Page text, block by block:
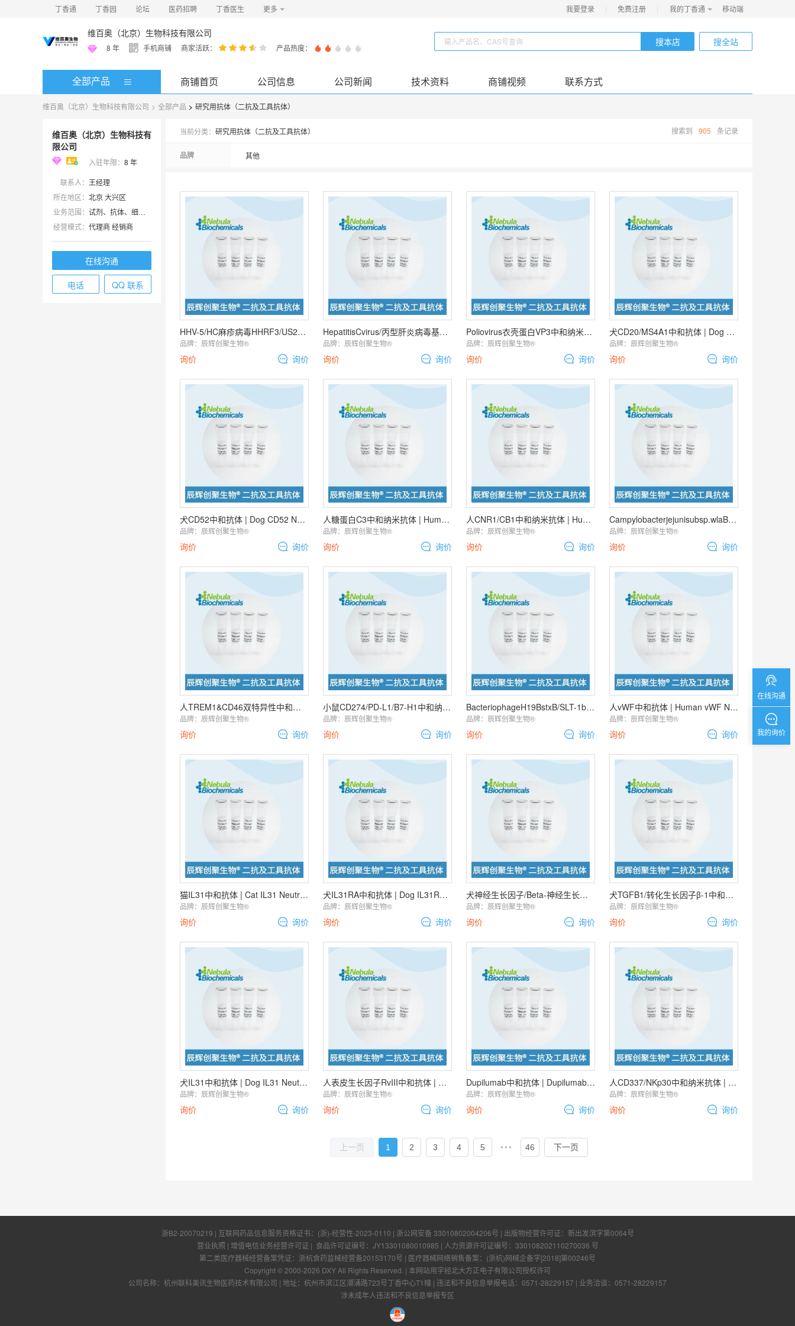
丁香通 丁香园 论坛 医药招聘 丁香医生 更多 我要登录 免费注册 我的丁香通 移动端
维百奥（北京）生物科技有限公司
8 年 手机商铺 商家活跃： 产品热度：
搜本店 搜全站
全部产品 商铺首页 公司信息 公司新闻 技术资料 商铺视频 联系方式
维百奥（北京）生物科技有限公司 > 全部产品 > 研究用抗体（二抗及工具抗体）
维百奥（北京）生物科技有
限公司
入驻年限： 8 年
联系人： 王经理
所在地区： 北京 大兴区
业务范围：
试剂、抗体、细胞库 / 细胞培养、技术服务、ELISA 试剂盒、耗材、实验室仪器 / 设备
经营模式： 代理商 经销商
在线沟通
电话 QQ 联系
当前分类： 研究用抗体（二抗及工具抗体） 搜索到 905 条记录
品牌 其他
HHV-5/HC麻疹病毒HHRF3/US28中和抗体 | HHV-5/HCMV HHRF3/US
品牌： 辰辉创聚生物®️
询价 询价
HepatitisCvirus/丙型肝炎病毒基因组多聚蛋白中和纳米抗体 | Hepatitis C
品牌： 辰辉创聚生物®️
询价 询价
Poliovirus衣壳蛋白VP3中和纳米抗体 | Poliovirus Capsid
品牌： 辰辉创聚生物®️
询价 询价
犬CD20/MS4A1中和抗体 | Dog CD20/MS4A1 Neutralization
品牌： 辰辉创聚生物®️
询价 询价
犬CD52中和抗体 | Dog CD52 Neutralization Antibody
品牌： 辰辉创聚生物®️
询价 询价
人糖蛋白C3中和纳米抗体 | Human GPC3 Neutralization Nanobody
品牌： 辰辉创聚生物®️
询价 询价
人CNR1/CB1中和纳米抗体 | Human CNR1/CB1 Neutralization
品牌： 辰辉创聚生物®️
询价 询价
Campylobacterjejunisubsp.wlaB/pglK中和纳米
品牌： 辰辉创聚生物®️
询价 询价
人TREM1&CD46双特异性中和抗体 | Human TREM1 & CD46
品牌： 辰辉创聚生物®️
询价 询价
小鼠CD274/PD-L1/B7-H1中和纳米抗体 | Mouse CD274/PD-L1/B7
品牌： 辰辉创聚生物®️
询价 询价
BacteriophageH19BstxB/SLT-1b/VT1中和纳米
品牌： 辰辉创聚生物®️
询价 询价
人vWF中和抗体 | Human vWF Neutralization Antibody
品牌： 辰辉创聚生物®️
询价 询价
猫IL31中和抗体 | Cat IL31 Neutralization Antibody
品牌： 辰辉创聚生物®️
询价 询价
犬IL31RA中和抗体 | Dog IL31RA Neutralization Antibody
品牌： 辰辉创聚生物®️
询价 询价
犬神经生长因子/Beta-神经生长因子中和抗体 | Dog NGF/Beta-NGF
品牌： 辰辉创聚生物®️
询价 询价
犬TGFB1/转化生长因子β-1中和抗体 | Dog TGFB1/TGF-beta-
品牌： 辰辉创聚生物®️
询价 询价
犬IL31中和抗体 | Dog IL31 Neutralization Antibody
品牌： 辰辉创聚生物®️
询价 询价
人表皮生长因子RvIII中和抗体 | Human EGFRvIII Neutralization
品牌： 辰辉创聚生物®️
询价 询价
Dupilumab中和抗体 | Dupilumab Neutralization Antibody
品牌： 辰辉创聚生物®️
询价 询价
人CD337/NKp30中和纳米抗体 | Human CD337/NKp30
品牌： 辰辉创聚生物®️
询价 询价
上一页 1 2 3 4 5 ••• 46 下一页
在线沟通
我的询价
浙B2-20070219 | 互联网药品信息服务资格证书： (浙)-经营性-2023-0110 | 浙公网安备 33010802004206号 | 出版物经营许可证： 新出发滨字第0064号
营业执照 | 增值电信业务经营许可证 | 食品许可证编号： JY13301080010985 | 人力资源许可证编号： 330108202110270036 号
第二类医疗器械经营备案凭证：浙杭食药监械经营备20153170号 | 医疗器械网络销售备案：(浙杭)网械企备字[2018]第00246号
Copyright © 2000-2026 DXY All Rights Reserved. | 本网站用字经北大方正电子有限公司授权许可
公司名称：杭州联科美讯生物医药技术有限公司 | 地址：杭州市滨江区潮涌路723号丁香中心T1幢 | 违法和不良信息举报电话：0571-28229157 | 业务洽谈：0571-28229157
涉未成年人违法和不良信息举报专区